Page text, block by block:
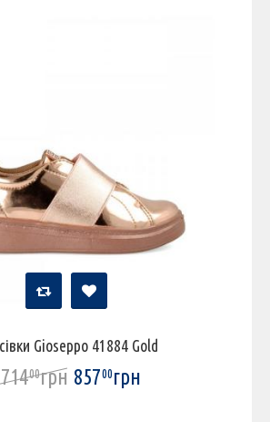
Gioseppo 41884 Gold
00грн 85700грн